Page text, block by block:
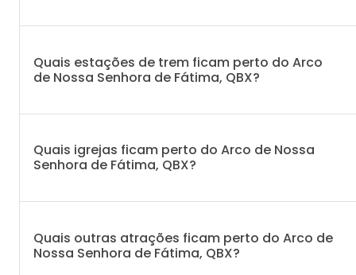
Quais estações de trem ficam perto do Arco
de Nossa Senhora de Fátima, QBX?
Quais igrejas ficam perto do Arco de Nossa
Senhora de Fátima, QBX?
Quais outras atrações ficam perto do Arco de
Nossa Senhora de Fátima, QBX?